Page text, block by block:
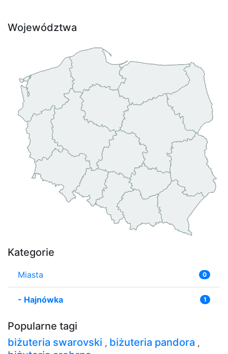
Województwa
Kategorie
Miasta 0
- Hajnówka 1
Popularne tagi
biżuteria swarovski , biżuteria pandora ,